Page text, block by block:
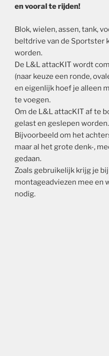
en vooral te rijden!
Blok, wielen, assen, tank,
beltdrive van de Sportster
worden.
De L&L attacKIT wordt
(naar keuze een ronde,
en eigenlijk hoef je alleen
te voegen.
Om de L&L attacKIT af te
gelast en geslepen worden.
Bijvoorbeeld om het
maar al het grote denk-,
gedaan.
Zoals gebruikelijk krijg je
montageadviezen mee en
nodig.